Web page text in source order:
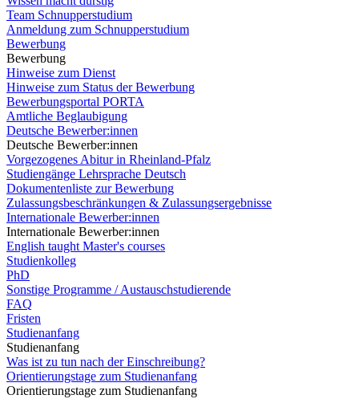
Team Schnupperstudium
Anmeldung zum Schnupperstudium
Bewerbung
Bewerbung
Hinweise zum Dienst
Hinweise zum Status der Bewerbung
Bewerbungsportal PORTA
Amtliche Beglaubigung
Deutsche Bewerber:innen
Deutsche Bewerber:innen
Vorgezogenes Abitur in Rheinland-Pfalz
Studiengänge Lehrsprache Deutsch
Dokumentenliste zur Bewerbung
Zulassungsbeschränkungen & Zulassungsergebnisse
Internationale Bewerber:innen
Internationale Bewerber:innen
English taught Master's courses
Studienkolleg
PhD
Sonstige Programme / Austauschstudierende
FAQ
Fristen
Studienanfang
Studienanfang
Was ist zu tun nach der Einschreibung?
Orientierungstage zum Studienanfang
Orientierungstage zum Studienanfang